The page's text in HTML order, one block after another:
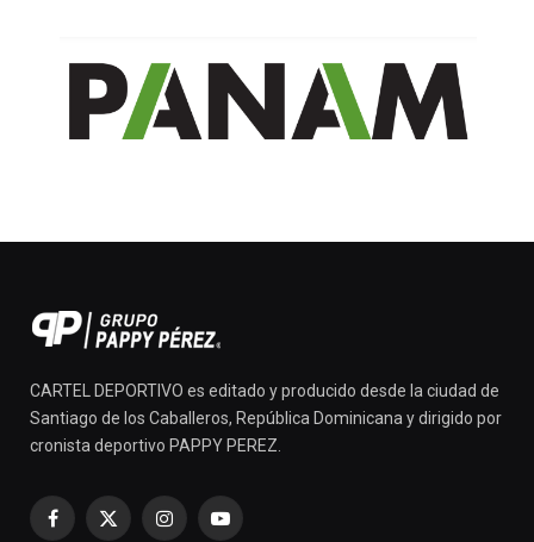
CARTEL DEPORTIVO es editado y producido desde la ciudad de
Santiago de los Caballeros, República Dominicana y dirigido por
cronista deportivo PAPPY PEREZ.
Facebook
X
InstagramYouTube